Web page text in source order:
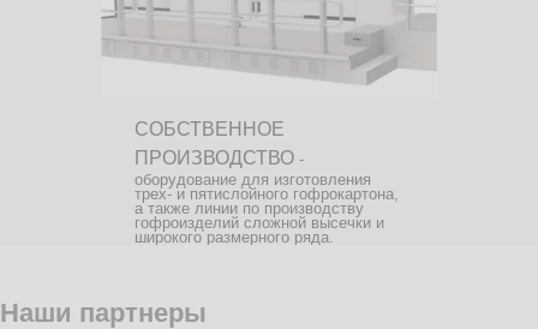
СОБСТВЕННОЕ
ПРОИЗВОДСТВО -
оборудование для изготовления
трех- и пятислойного гофрокартона,
а также линии по производству
гофроизделий сложной высечки и
широкого размерного ряда.
Наши партнеры